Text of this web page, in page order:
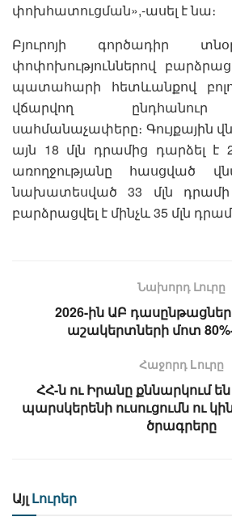
փոխհատուցման»,-ասել է նա։
Բյուրոյի գործադիր
փոփոխություններով
պատահարի հետևանքով
վճարվող ընդհանուր
սահմանաչափերը։ Գույքային
այն 18 մլն դրամից դարձել է
առողջությանը հասցված
նախատեսված 33 մլն
բարձրացվել է մինչև 35 մլն
Նախորդ Լուրը
2026-ին ԱԲ
աշակերտների մոտ
Հաջորդ Lուրը
ՀՀ-ն ու Իրանը քննարկում
պարսկերենի ուսուցումն ու
ծրագրերը
Այլ Լուրեր